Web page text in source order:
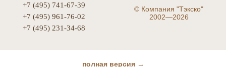
+7 (495) 741-67-39
+7 (495) 961-76-02
+7 (495) 231-34-68
© Компания "Тэкско"
2002—2026
полная версия →